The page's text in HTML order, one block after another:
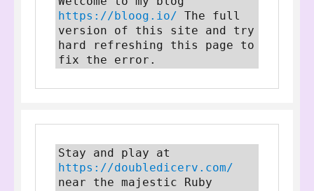
https://bloog.io/ The full
version of this site and try
hard refreshing this page to
fix the error.
https://doubledicerv.com/
near the majestic Ruby